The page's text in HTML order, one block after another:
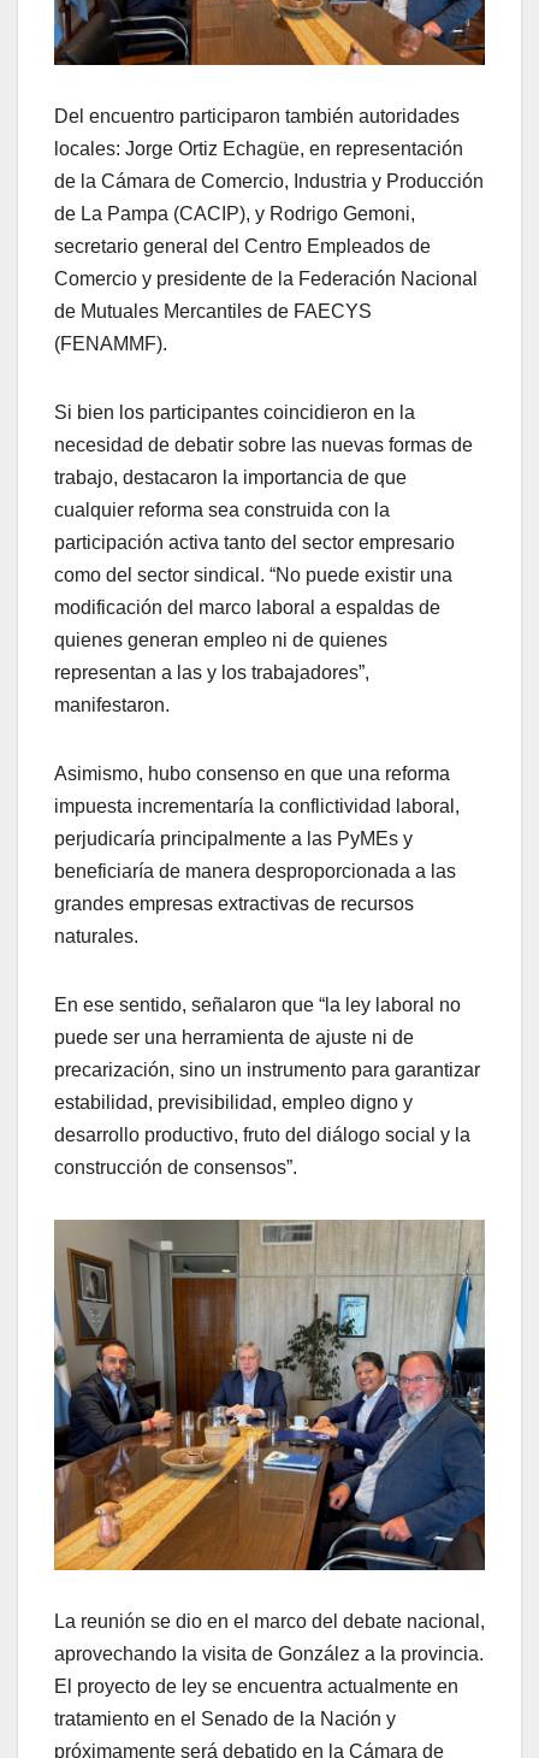
Del encuentro participaron también autoridades
locales: Jorge Ortiz Echagüe, en representación
de la Cámara de Comercio, Industria y Producción
de La Pampa (CACIP), y Rodrigo Gemoni,
secretario general del Centro Empleados de
Comercio y presidente de la Federación Nacional
de Mutuales Mercantiles de FAECYS
(FENAMMF).
Si bien los participantes coincidieron en la
necesidad de debatir sobre las nuevas formas de
trabajo, destacaron la importancia de que
cualquier reforma sea construida con la
participación activa tanto del sector empresario
como del sector sindical. “No puede existir una
modificación del marco laboral a espaldas de
quienes generan empleo ni de quienes
representan a las y los trabajadores”,
manifestaron.
Asimismo, hubo consenso en que una reforma
impuesta incrementaría la conflictividad laboral,
perjudicaría principalmente a las PyMEs y
beneficiaría de manera desproporcionada a las
grandes empresas extractivas de recursos
naturales.
En ese sentido, señalaron que “la ley laboral no
puede ser una herramienta de ajuste ni de
precarización, sino un instrumento para garantizar
estabilidad, previsibilidad, empleo digno y
desarrollo productivo, fruto del diálogo social y la
construcción de consensos”.
La reunión se dio en el marco del debate nacional,
aprovechando la visita de González a la provincia.
El proyecto de ley se encuentra actualmente en
tratamiento en el Senado de la Nación y
próximamente será debatido en la Cámara de